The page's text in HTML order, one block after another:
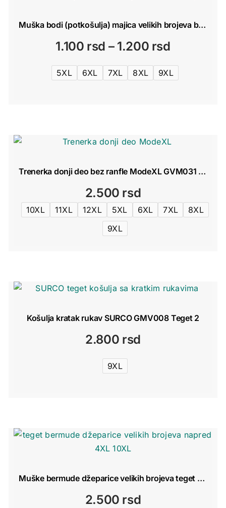
Muška bodi (potkošulja) majica velikih brojeva bela – 100% pamuk RedZone 5XL–9XL
1.100 rsd – 1.200 rsdRaspon
cena:
od
5XL 6XL 7XL 8XL 9XL
Trenerka donji deo bez ranfle ModeXL GVM031 Crna
2.500 rsd
10XL 11XL 12XL 5XL 6XL 7XL
8XL
9XL
Košulja kratak rukav SURCO GMV008 Teget 2
2.800 rsd
9XL
Muške bermude džeparice velikih brojeva teget – Pine Peto 4XL–10XL
2.500 rsd